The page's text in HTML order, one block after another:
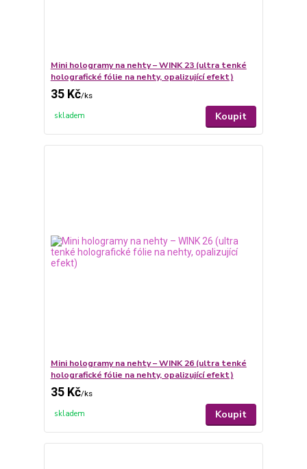
Mini hologramy na nehty – WINK 23 (ultra tenké
holografické fólie na nehty, opalizující efekt)
35 Kč/ks
skladem Koupit
Mini hologramy na nehty – WINK 26 (ultra tenké
holografické fólie na nehty, opalizující efekt)
35 Kč/ks
skladem Koupit